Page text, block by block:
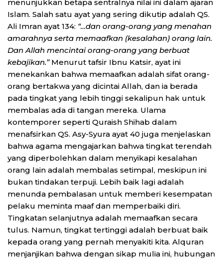
menunjukkan betapa sentralnya nilai ini dalam ajaran
Islam. Salah satu ayat yang sering dikutip adalah QS.
Ali Imran ayat 134: “…dan orang-orang yang menahan
amarahnya serta memaafkan (kesalahan) orang lain.
Dan Allah mencintai orang-orang yang berbuat
kebajikan.”Menurut tafsir Ibnu Katsir, ayat ini
menekankan bahwa memaafkan adalah sifat orang-
orang bertakwa yang dicintai Allah, dan ia berada
pada tingkat yang lebih tinggi sekalipun hak untuk
membalas ada di tangan mereka. Ulama
kontemporer seperti Quraish Shihab dalam
menafsirkan QS. Asy-Syura ayat 40 juga menjelaskan
bahwa agama mengajarkan bahwa tingkat terendah
yang diperbolehkan dalam menyikapi kesalahan
orang lain adalah membalas setimpal, meskipun ini
bukan tindakan terpuji. Lebih baik lagi adalah
menunda pembalasan untuk memberi kesempatan
pelaku meminta maaf dan memperbaiki diri.
Tingkatan selanjutnya adalah memaafkan secara
tulus. Namun, tingkat tertinggi adalah berbuat baik
kepada orang yang pernah menyakiti kita. Alquran
menjanjikan bahwa dengan sikap mulia ini, hubungan